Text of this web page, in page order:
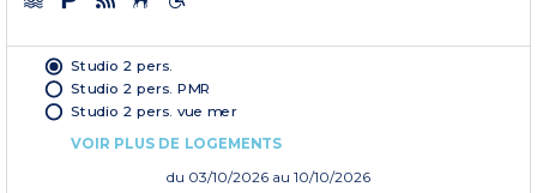
Studio 2 pers.
Studio 2 pers. PMR
Studio 2 pers. vue mer
VOIR PLUS DE LOGEMENTS
du 03/10/2026 au 10/10/2026